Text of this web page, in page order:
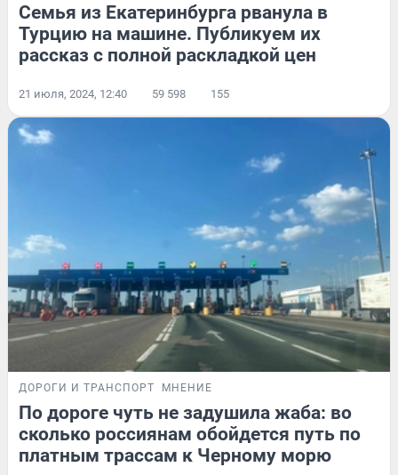
Семья из Екатеринбурга рванула в
Турцию на машине. Публикуем их
рассказ с полной раскладкой цен
21 июля, 2024, 12:40 59 598 155
ДОРОГИ И ТРАНСПОРТ МНЕНИЕ
По дороге чуть не задушила жаба: во
сколько россиянам обойдется путь по
платным трассам к Черному морю